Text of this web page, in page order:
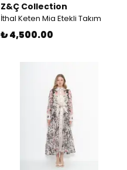
Z&Ç Collection
İthal Keten Mia Etekli Takım
₺ 4,500.00